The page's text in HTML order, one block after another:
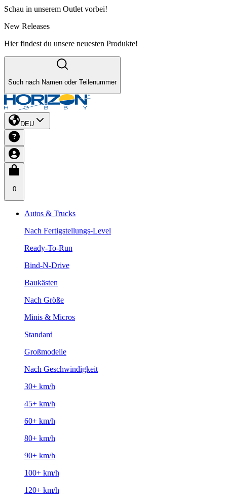
Schau in unserem Outlet vorbei!
New Releases
Hier findest du unsere neuesten Produkte!
Such nach Namen oder Teilenummer
DEU
0
Autos & Trucks
Nach Fertigstellungs-Level
Ready-To-Run
Bind-N-Drive
Baukästen
Nach Größe
Minis & Micros
Standard
Großmodelle
Nach Geschwindigkeit
30+ km/h
45+ km/h
60+ km/h
80+ km/h
90+ km/h
100+ km/h
120+ km/h